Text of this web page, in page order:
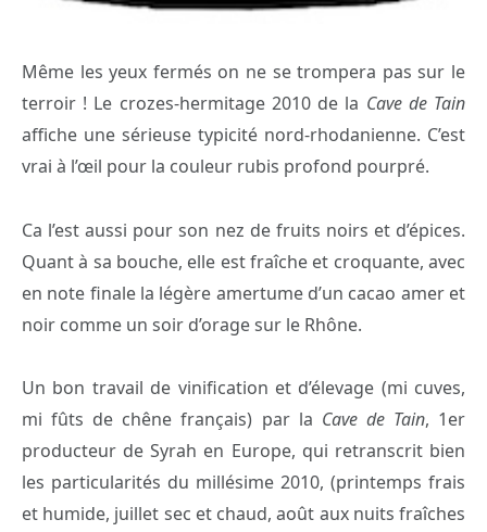
Même les yeux fermés on ne se trompera pas sur le
terroir ! Le crozes-hermitage 2010 de la Cave de Tain
affiche une sérieuse typicité nord-rhodanienne. C’est
vrai à l’œil pour la couleur rubis profond pourpré.
Ca l’est aussi pour son nez de fruits noirs et d’épices.
Quant à sa bouche, elle est fraîche et croquante, avec
en note finale la légère amertume d’un cacao amer et
noir comme un soir d’orage sur le Rhône.
Un bon travail de vinification et d’élevage (mi cuves,
mi fûts de chêne français) par la Cave de Tain, 1er
producteur de Syrah en Europe, qui retranscrit bien
les particularités du millésime 2010, (printemps frais
et humide, juillet sec et chaud, août aux nuits fraîches